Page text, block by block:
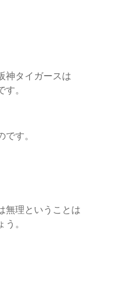
神タイガースは
。
す。
無理ということは
。